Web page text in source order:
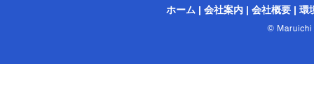
ホーム | 会社案内 | 会社概要 | 環